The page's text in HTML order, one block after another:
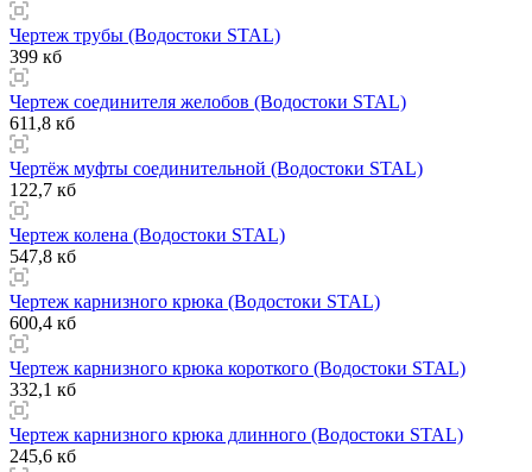
Чертеж трубы (Водостоки STAL)
399 кб
Чертеж соединителя желобов (Водостоки STAL)
611,8 кб
Чертёж муфты соединительной (Водостоки STAL)
122,7 кб
Чертеж колена (Водостоки STAL)
547,8 кб
Чертеж карнизного крюка (Водостоки STAL)
600,4 кб
Чертеж карнизного крюка короткого (Водостоки STAL)
332,1 кб
Чертеж карнизного крюка длинного (Водостоки STAL)
245,6 кб